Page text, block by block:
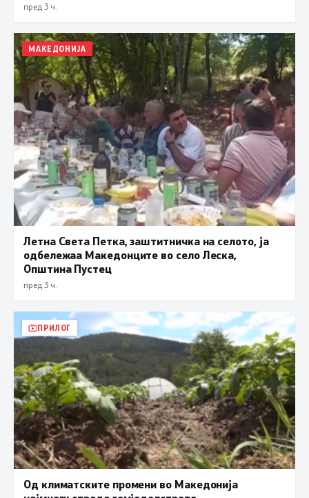
пред 3 ч.
МАКЕДОНИЈА
Летна Света Петка, заштитничка на селото, ја
одбележаа Македонците во село Леска,
Општина Пустец
пред 3 ч.
ПРИЛОГ
Од климатските промени во Македонија